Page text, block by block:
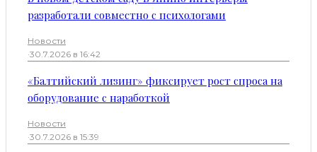
разработали совместно с психологами
Новости
·30.7.2026 в 16:42
«Балтийский лизинг» фиксирует рост спроса на
оборудование с наработкой
Новости
·30.7.2026 в 15:39